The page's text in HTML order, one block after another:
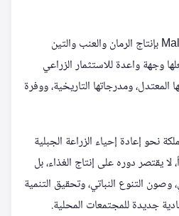
إلى جانب اللوز، تشتهر بني Malik بإنتاج الرمان والعنب والتين
وجهة واعدة للاستثمار الزراعي
المعتدل، ومدرجاتها التاريخية، ووفرة
نحو إعادة إحياء الزراعة الجبلية
يقتصر دوره على إنتاج الغذاء، بل
وصون التنوع النباتي، وتحقيق التنمية
جديدة للمجتمعات المحلية.